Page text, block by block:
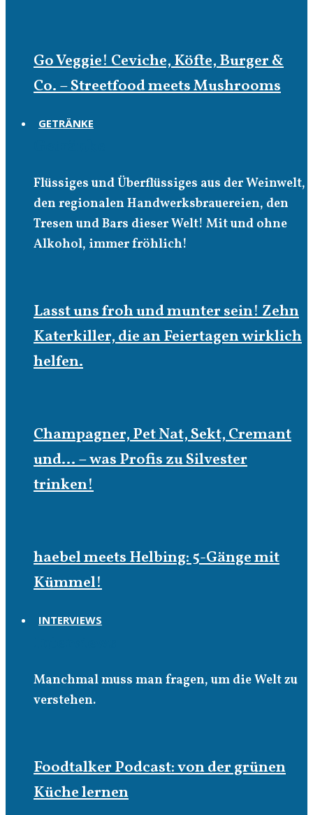
Go Veggie! Ceviche, Köfte, Burger &
Co. – Streetfood meets Mushrooms
GETRÄNKE
Flüssiges und Überflüssiges aus der Weinwelt,
den regionalen Handwerksbrauereien, den
Tresen und Bars dieser Welt! Mit und ohne
Alkohol, immer fröhlich!
Lasst uns froh und munter sein! Zehn
Katerkiller, die an Feiertagen wirklich
helfen.
Champagner, Pet Nat, Sekt, Cremant
und… – was Profis zu Silvester
trinken!
haebel meets Helbing: 5-Gänge mit
Kümmel!
INTERVIEWS
Manchmal muss man fragen, um die Welt zu
verstehen.
Foodtalker Podcast: von der grünen
Küche lernen